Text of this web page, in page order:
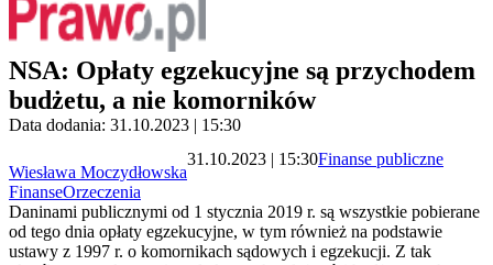
NSA: Opłaty egzekucyjne są przychodem
budżetu, a nie komorników
Data dodania: 31.10.2023 | 15:30
Wiesława Moczydłowska
31.10.2023 | 15:30Finanse publiczne
FinanseOrzeczenia
Daninami publicznymi od 1 stycznia 2019 r. są wszystkie pobierane
od tego dnia opłaty egzekucyjne, w tym również na podstawie
ustawy z 1997 r. o komornikach sądowych i egzekucji. Z tak